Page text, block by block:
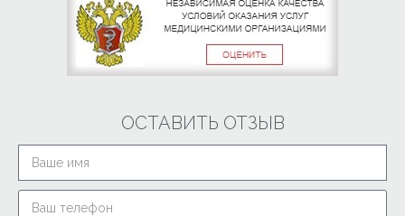
ОСТАВИТЬ ОТЗЫВ